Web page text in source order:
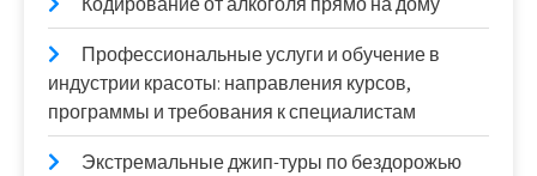
Профессиональные услуги и обучение в
индустрии красоты: направления курсов,
программы и требования к специалистам
Экстремальные джип-туры по бездорожью